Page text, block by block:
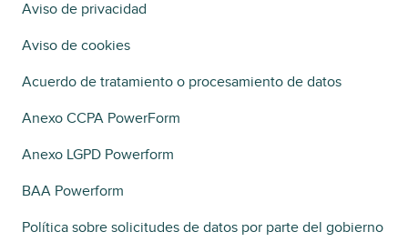
Aviso de privacidad
Aviso de cookies
Acuerdo de tratamiento o procesamiento de datos
Anexo CCPA PowerForm
Anexo LGPD Powerform
BAA Powerform
Política sobre solicitudes de datos por parte del gobierno